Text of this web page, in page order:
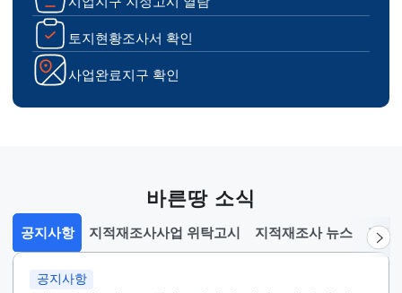
주민설명회 확인
사업완료지구 확인